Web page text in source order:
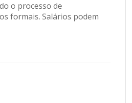
o processo de
formais. Salários podem